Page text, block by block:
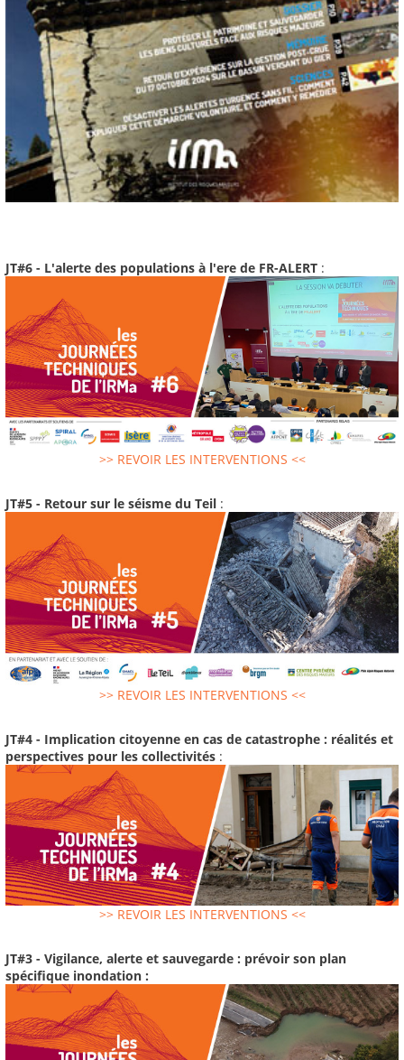
JT#6 - L'alerte des populations à l'ere de FR-ALERT :
>> REVOIR LES INTERVENTIONS <<
JT#5 - Retour sur le séisme du Teil :
>> REVOIR LES INTERVENTIONS <<
JT#4 - Implication citoyenne en cas de catastrophe : réalités et
perspectives pour les collectivités :
>> REVOIR LES INTERVENTIONS <<
JT#3 - Vigilance, alerte et sauvegarde : prévoir son plan
spécifique inondation :